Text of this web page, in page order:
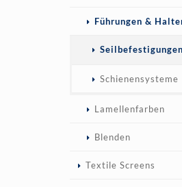
Führungen &
Seilbefestigungen
Schienensysteme
Lamellenfarben
Blenden
Textile Screens